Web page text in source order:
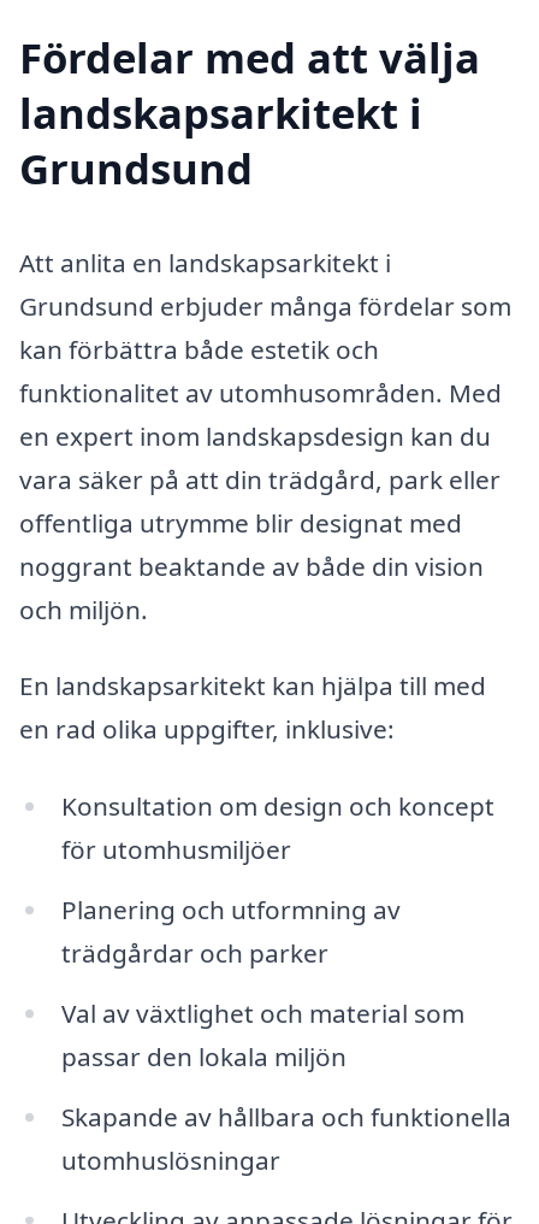
Fördelar med att välja
landskapsarkitekt i
Grundsund
Att anlita en landskapsarkitekt i
Grundsund erbjuder många fördelar som
kan förbättra både estetik och
funktionalitet av utomhusområden. Med
en expert inom landskapsdesign kan du
vara säker på att din trädgård, park eller
offentliga utrymme blir designat med
noggrant beaktande av både din vision
och miljön.
En landskapsarkitekt kan hjälpa till med
en rad olika uppgifter, inklusive:
Konsultation om design och koncept
för utomhusmiljöer
Planering och utformning av
trädgårdar och parker
Val av växtlighet och material som
passar den lokala miljön
Skapande av hållbara och funktionella
utomhuslösningar